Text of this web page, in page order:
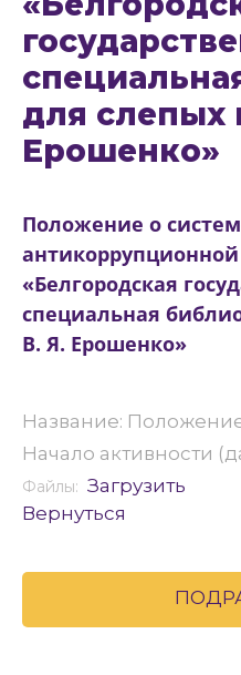
для слепых
Ерошенко»
Положение о
«Белгородская
специальная
В. Я. Ерошенко»
Название:
Начало активности
Файлы: Загрузить
Вернуться